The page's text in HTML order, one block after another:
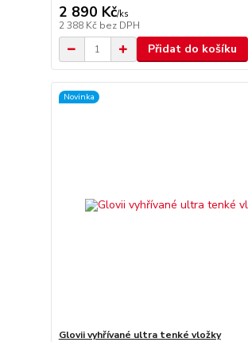
2 890 Kč/ks
2 388 Kč bez DPH
Přidat do košíku
Novinka
Glovii vyhřívané ultra tenké vložky